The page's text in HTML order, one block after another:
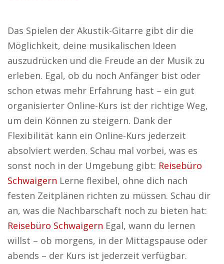
Das Spielen der Akustik-Gitarre gibt dir die
Möglichkeit, deine musikalischen Ideen
auszudrücken und die Freude an der Musik zu
erleben. Egal, ob du noch Anfänger bist oder
schon etwas mehr Erfahrung hast – ein gut
organisierter Online-Kurs ist der richtige Weg,
um dein Können zu steigern. Dank der
Flexibilität kann ein Online-Kurs jederzeit
absolviert werden. Schau mal vorbei, was es
sonst noch in der Umgebung gibt: Reisebüro
Schwaigern Lerne flexibel, ohne dich nach
festen Zeitplänen richten zu müssen. Schau dir
an, was die Nachbarschaft noch zu bieten hat:
Reisebüro Schwaigern Egal, wann du lernen
willst – ob morgens, in der Mittagspause oder
abends – der Kurs ist jederzeit verfügbar.